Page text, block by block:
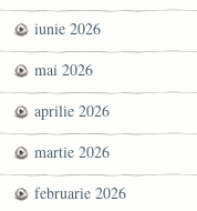
iunie 2026
mai 2026
aprilie 2026
martie 2026
februarie 2026